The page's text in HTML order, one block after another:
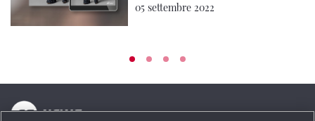
05 settembre 2022